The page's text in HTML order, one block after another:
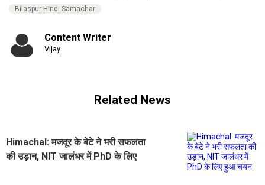
Bilaspur Hindi Samachar
Content Writer
Vijay
Related News
Himachal: मजदूर के बेटे ने भरी सफलता
की उड़ान, NIT जालंधर में PhD के लिए